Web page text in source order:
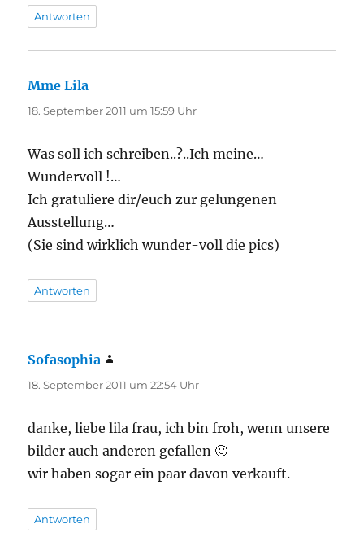
Antworten
Mme Lila
18. September 2011 um 15:59 Uhr
Was soll ich schreiben..?..Ich meine…
Wundervoll !…
Ich gratuliere dir/euch zur gelungenen
Ausstellung…
(Sie sind wirklich wunder-voll die pics)
Antworten
Sofasophia
18. September 2011 um 22:54 Uhr
danke, liebe lila frau, ich bin froh, wenn unsere
bilder auch anderen gefallen 🙂
wir haben sogar ein paar davon verkauft.
Antworten